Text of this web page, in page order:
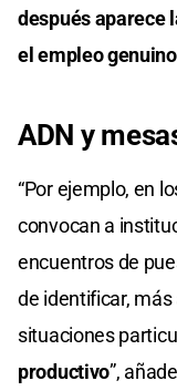
después aparece
el empleo genuino
ADN y
“Por ejemplo, en
convocan a
encuentros de
de identificar, más
situaciones
productivo”,